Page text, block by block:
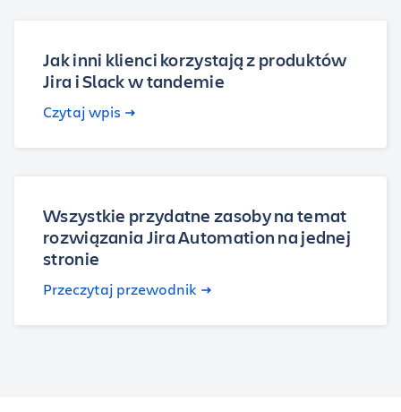
Jak inni klienci korzystają z produktów
Jira i Slack w tandemie
Czytaj wpis
Wszystkie przydatne zasoby na temat
rozwiązania Jira Automation na jednej
stronie
Przeczytaj przewodnik